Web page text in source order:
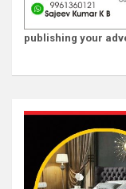
publishing your